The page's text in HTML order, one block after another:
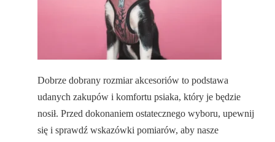
Dobrze dobrany rozmiar akcesoriów to podstawa
udanych zakupów i komfortu psiaka, który je będzie
nosił. Przed dokonaniem ostatecznego wyboru, upewnij
się i sprawdź wskazówki pomiarów, aby nasze